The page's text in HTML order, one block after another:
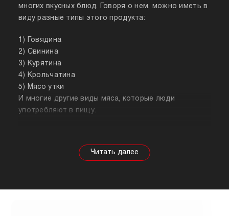
многих вкусных блюд. Говоря о нем, можно иметь в
виду разные типы этого продукта:
1) Говядина
2) Свинина
3) Курятина
4) Крольчатина
5) Мясо утки
И многие другие виды мяса, которые люди
употребляют в пищу.
полезных свойствах. Важно понимать, что в
зависимости от животного свойства продукта
подходит для шашлыка, а мясо перепела отлично